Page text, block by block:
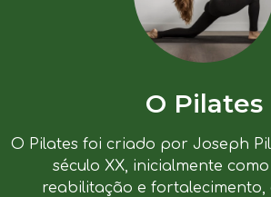
O Pilates
O Pilates foi criado por Joseph
século XX, inicialmente
reabilitação e fortalecimento,